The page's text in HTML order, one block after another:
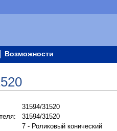
Возможности
31594/31520
31594/31520
7 - Роликовый конический